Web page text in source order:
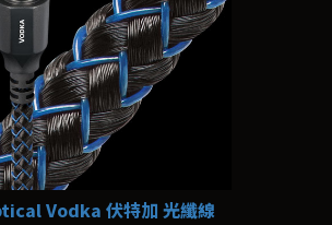
Vodka 伏特加 光纖線